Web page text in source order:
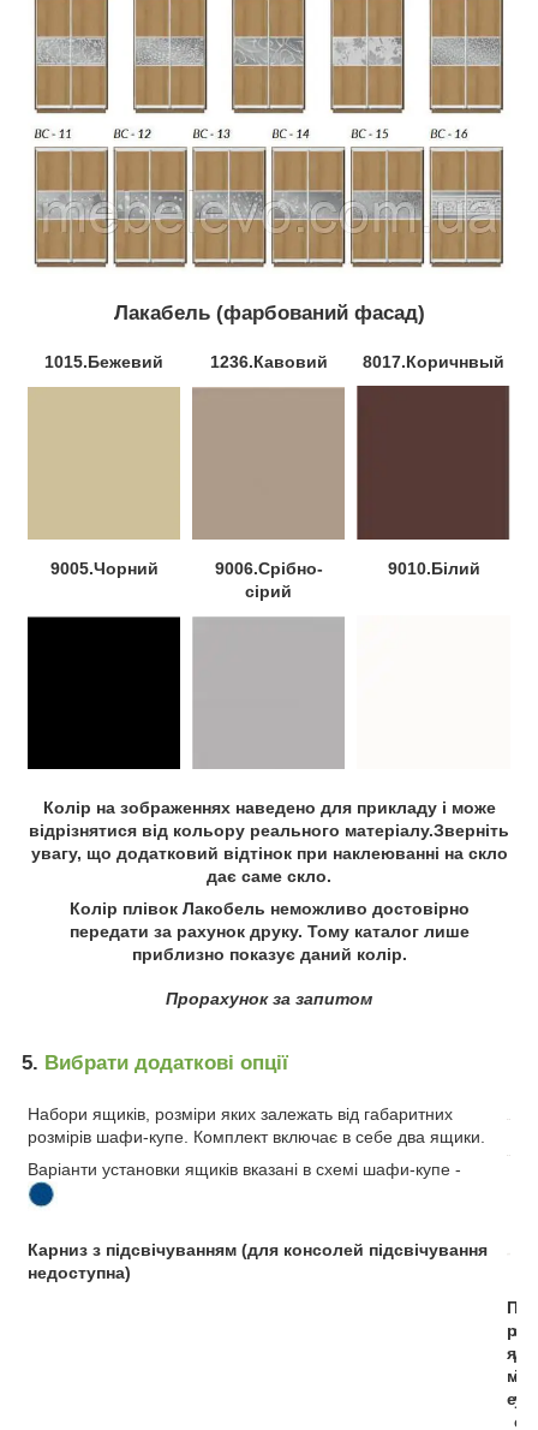
Лакабель(фарбований фасад)
1015.Бежевий 1236.Кавовий 8017.Коричнвый
9005.Чорний
9006.Срібно-
сірий
9010.Білий
Колір на зображеннях наведено для прикладу і може
відрізнятися від кольору реального матеріалу.Зверніть
увагу, що додатковий відтінок при наклеюванні на скло
дає саме скло.
Колір плівок Лакобель неможливо достовірно
передати за рахунок друку. Тому каталог лише
приблизно показує даний колір.
Прорахунок за запитом
5. Вибрати додаткові опції
Набори ящиків, розміри яких залежать від габаритних
розмірів шафи-купе. Комплект включає в себе два ящики.
Варіанти установки ящиків вказані в схемі шафи-купе -
Карниз з підсвічуванням (для консолей підсвічування
недоступна)
П
р
я
м
е
Р
а
д
і
у
с